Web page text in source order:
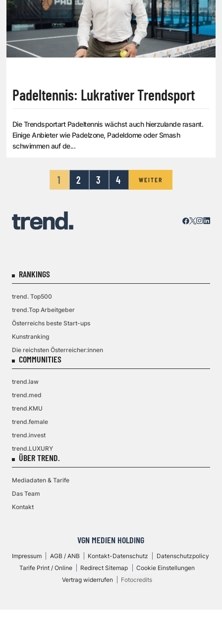
Padeltennis: Lukrativer Trendsport
Die Trendsportart Padeltennis wächst auch hierzulande rasant.
Einige Anbieter wie Padelzone, Padeldome oder Smash
schwimmen auf de...
1 2 3 4 WEITER
RANKINGS
trend. Top500
trend.Top Arbeitgeber
Österreichs beste Start-ups
Kunstranking
Die reichsten Österreicher:innen
COMMUNITIES
trend.law
trend.med
trend.KMU
trend.female
trend.invest
trend.LUXURY
ÜBER TREND.
Mediadaten & Tarife
Das Team
Kontakt
VGN MEDIEN HOLDING
Impressum AGB / ANB Kontakt-Datenschutz
Datenschutzpolicy
Tarife Print / Online
Redirect Sitemap
Cookie Einstellungen
Vertrag widerrufen
Fotocredits